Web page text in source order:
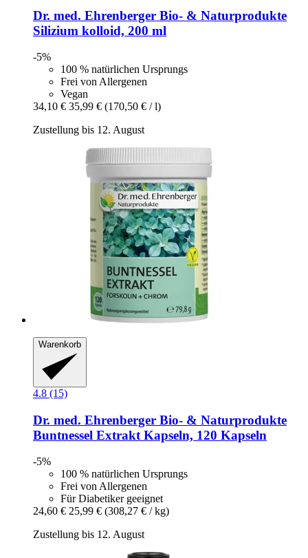
Dr. med. Ehrenberger Bio- & Naturprodukte
Silizium kolloid, 200 ml
-5%
100 % natürlichen Ursprungs
Frei von Allergenen
Vegan
34,10 € 35,99 € (170,50 € / l)
Zustellung bis 12. August
Warenkorb
4.8 (15)
Dr. med. Ehrenberger Bio- & Naturprodukte
Buntnessel Extrakt Kapseln, 120 Kapseln
-5%
100 % natürlichen Ursprungs
Frei von Allergenen
Für Diabetiker geeignet
24,60 € 25,99 € (308,27 € / kg)
Zustellung bis 12. August